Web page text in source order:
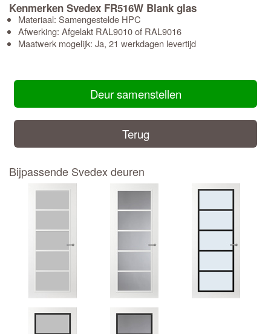
Kenmerken Svedex FR516W Blank glas
Materiaal: Samengestelde HPC
Afwerking: Afgelakt RAL9010 of RAL9016
Maatwerk mogelijk: Ja, 21 werkdagen levertijd
Deur samenstellen
Terug
Bijpassende Svedex deuren